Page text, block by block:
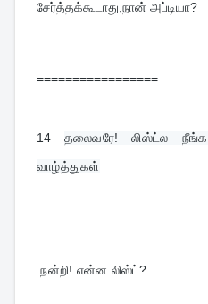
சேர்த்தக்கூடாது,நான் அப்டியா?
=================
14 தலைவரே! லிஸ்ட்ல
வாழ்த்துகள்
நன்றி! என்ன லிஸ்ட்?